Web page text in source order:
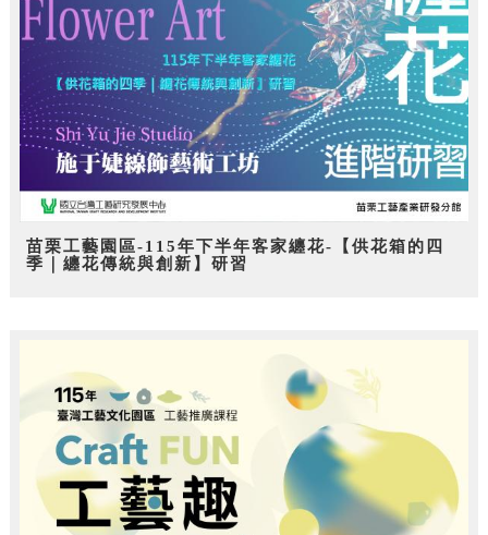
苗栗工藝園區-115年下半年客家纏花-【供花箱的四
季｜纏花傳統與創新】研習